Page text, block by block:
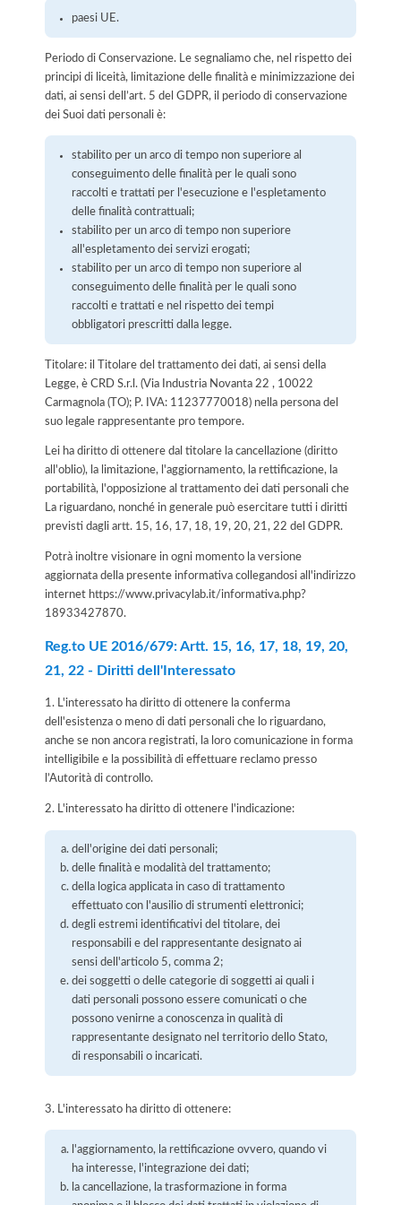
paesi UE.
Periodo di Conservazione. Le segnaliamo che, nel rispetto dei
principi di liceità, limitazione delle finalità e minimizzazione dei
dati, ai sensi dell’art. 5 del GDPR, il periodo di conservazione
dei Suoi dati personali è:
stabilito per un arco di tempo non superiore al
conseguimento delle finalità per le quali sono
raccolti e trattati per l'esecuzione e l'espletamento
delle finalità contrattuali;
stabilito per un arco di tempo non superiore
all'espletamento dei servizi erogati;
stabilito per un arco di tempo non superiore al
conseguimento delle finalità per le quali sono
raccolti e trattati e nel rispetto dei tempi
obbligatori prescritti dalla legge.
Titolare: il Titolare del trattamento dei dati, ai sensi della
Legge, è CRD S.r.l. (Via Industria Novanta 22 , 10022
Carmagnola (TO); P. IVA: 11237770018) nella persona del
suo legale rappresentante pro tempore.
Lei ha diritto di ottenere dal titolare la cancellazione (diritto
all'oblio), la limitazione, l'aggiornamento, la rettificazione, la
portabilità, l'opposizione al trattamento dei dati personali che
La riguardano, nonché in generale può esercitare tutti i diritti
previsti dagli artt. 15, 16, 17, 18, 19, 20, 21, 22 del GDPR.
Potrà inoltre visionare in ogni momento la versione
aggiornata della presente informativa collegandosi all'indirizzo
internet https://www.privacylab.it/informativa.php?
18933427870.
Reg.to UE 2016/679: Artt. 15, 16, 17, 18, 19, 20,
21, 22 - Diritti dell'Interessato
1. L'interessato ha diritto di ottenere la conferma
dell'esistenza o meno di dati personali che lo riguardano,
anche se non ancora registrati, la loro comunicazione in forma
intelligibile e la possibilità di effettuare reclamo presso
l’Autorità di controllo.
2. L'interessato ha diritto di ottenere l'indicazione:
dell'origine dei dati personali;
delle finalità e modalità del trattamento;
della logica applicata in caso di trattamento
effettuato con l'ausilio di strumenti elettronici;
degli estremi identificativi del titolare, dei
responsabili e del rappresentante designato ai
sensi dell'articolo 5, comma 2;
dei soggetti o delle categorie di soggetti ai quali i
dati personali possono essere comunicati o che
possono venirne a conoscenza in qualità di
rappresentante designato nel territorio dello Stato,
di responsabili o incaricati.
3. L'interessato ha diritto di ottenere:
l'aggiornamento, la rettificazione ovvero, quando vi
ha interesse, l'integrazione dei dati;
la cancellazione, la trasformazione in forma